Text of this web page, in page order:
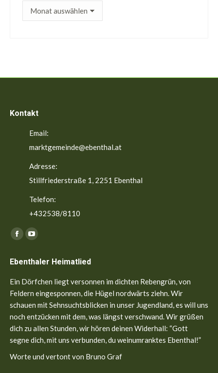
ältere
Kontakt
Email:
marktgemeinde@ebenthal.at
Adresse:
Stillfriederstraße 1, 2251 Ebenthal
Telefon:
+432538/8110
Finden Sie uns auf:
Facebook
opens
in
new
window
YouTube
opens
in
new
window
Ebenthaler Heimatlied
Ein Dörfchen liegt versonnen im dichten Rebengrün, von
Feldern eingesponnen, die Hügel nordwärts ziehn. Wir
schauen mit Sehnsuchtsblicken in unser Jugendland, es will uns
noch entzücken mit dem, was längst verschwand. Wir grüßen
dich zu allen Stunden, wir hören deinen Widerhall: “Gott
segne dich, mit uns verbunden, du weinumranktes Ebenthal!”
Worte und vertont von Bruno Graf